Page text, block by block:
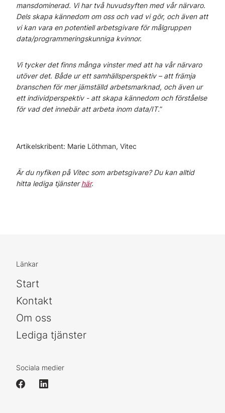
mansdominerad. Vi har två huvudsyften med vår närvaro.
Dels skapa kännedom om oss och vad vi gör, och även att
vi kan vara en potentiell arbetsgivare för målgruppen
data/programmeringskunniga kvinnor.
Vi tycker det finns många vinster med att ha vår närvaro
utöver det. Både ur ett samhällsperspektiv – att främja
branschen för mer jämställd arbetsmarknad, och även ur
ett individperspektiv - att skapa kännedom och förståelse
för vad det innebär att arbeta inom data/IT.”
Artikelskribent: Marie Löthman, Vitec
Är du nyfiken på Vitec som arbetsgivare? Du kan alltid
hitta lediga tjänsterhär.
Länkar
Start
Kontakt
Om oss
Lediga tjänster
Sociala medier